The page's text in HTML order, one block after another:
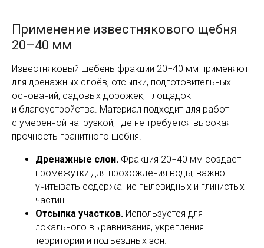
Применение известнякового щебня
20–40 мм
Известняковый щебень фракции 20−40 мм применяют
для дренажных слоёв, отсыпки, подготовительных
оснований, садовых дорожек, площадок
и благоустройства. Материал подходит для работ
с умеренной нагрузкой, где не требуется высокая
прочность гранитного щебня.
Дренажные слои. Фракция 20−40 мм создаёт
промежутки для прохождения воды; важно
учитывать содержание пылевидных и глинистых
частиц.
Отсыпка участков. Используется для
локального выравнивания, укрепления
территории и подъездных зон.